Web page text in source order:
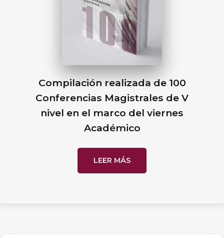
Compilación realizada de 100
Conferencias Magistrales de V
nivel en el marco del viernes
Académico
LEER MÁS